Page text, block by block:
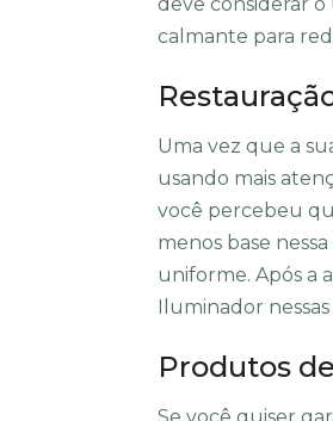
calmante para
Uma vez que a
usando mais
você percebeu
menos base
uniforme. Após a
Iluminador
Produtos